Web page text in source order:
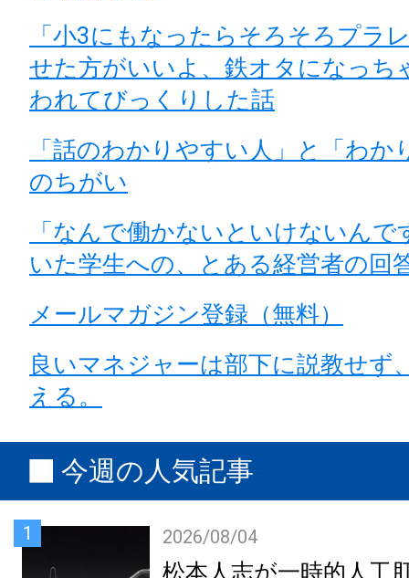
「小3にもなったらそろそろプラ
せた方がいいよ、鉄オタになっち
われてびっくりした話
「話のわかりやすい人」と「わか
のちがい
「なんで働かないといけないんで
いた学生への、とある経営者の回
メールマガジン登録（無料）
良いマネジャーは部下に説教せず
える。
今週の人気記事
1 2026/08/04
松本人志が一時的人工